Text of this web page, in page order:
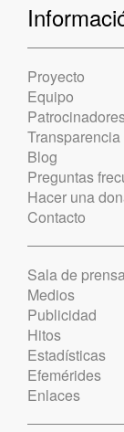
Proyecto
Equipo
Transparencia
Blog
Preguntas
Hacer una
Contacto
Sala de
Medios
Publicidad
Hitos
Estadísticas
Efemérides
Enlaces